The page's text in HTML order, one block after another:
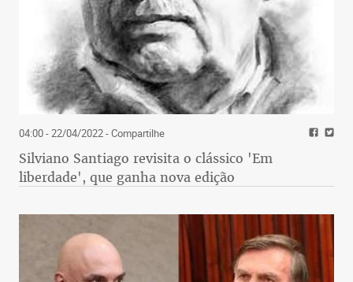
04:00 - 22/04/2022- Compartilhe
Silviano Santiago revisita o clássico 'Em
liberdade', que ganha nova edição